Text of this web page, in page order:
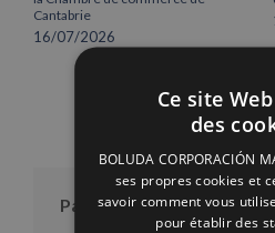
Cantabrie
16/07/2026
Par mois
Ce site
des
BOLUDA CORPORACIÓN
ses propres cookies et
savoir comment vous
pour établir des